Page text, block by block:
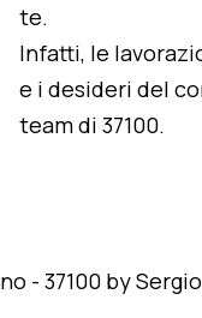
te.
Infatti, le
e i desideri del
team di 37100.